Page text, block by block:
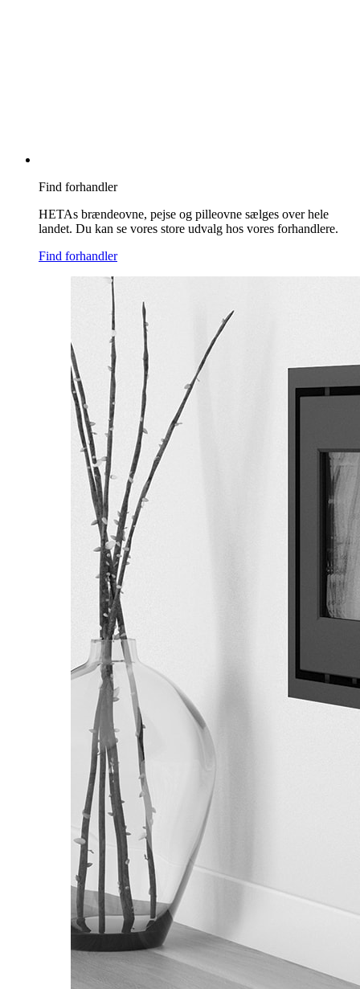
Find forhandler
HETAs brændeovne, pejse og pilleovne sælges over hele
landet. Du kan se vores store udvalg hos vores forhandlere.
Find forhandler